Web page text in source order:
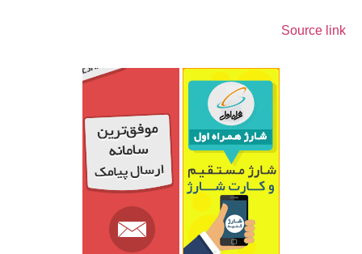
Source link